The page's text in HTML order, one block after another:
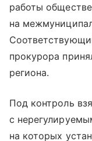
работы
на
прокурора
региона.
Под контроль
с
на которых